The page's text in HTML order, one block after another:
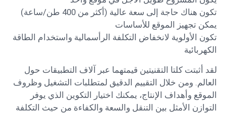
تكون هناك حاجة إلى سعة عالية (أكثر من 400 طن/ساعة)
يمكن تجهيز الموقع للأساسات
تكون الأولوية لانخفاض التكلفة الرأسمالية واستخدام الطاقة
الكهربائية
لقد أثبتت كلتا التقنيتين قيمتهما عبر آلاف التطبيقات حول
العالم. ومن خلال التقييم الدقيق لمتطلبات التشغيل وظروف
الموقع وأهداف الإنتاج، يمكنك اختيار التكوين الذي يوفر
التوازن الأمثل بين التنقل والسعة والكفاءة من حيث التكلفة